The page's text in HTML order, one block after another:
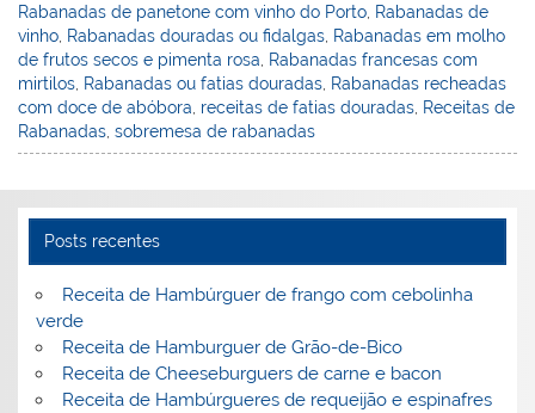
Rabanadas de panetone com vinho do Porto, Rabanadas de
vinho, Rabanadas douradas ou fidalgas, Rabanadas em molho
de frutos secos e pimenta rosa, Rabanadas francesas com
mirtilos, Rabanadas ou fatias douradas, Rabanadas recheadas
com doce de abóbora, receitas de fatias douradas, Receitas de
Rabanadas,sobremesa de rabanadas
Posts recentes
Receita de Hambúrguer de frango com cebolinha
verde
Receita de Hamburguer de Grão-de-Bico
Receita de Cheeseburguers de carne e bacon
Receita de Hambúrgueres de requeijão e espinafres